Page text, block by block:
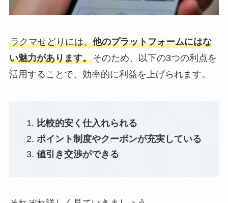
ラクマせどりには、他のプラットフォームにはな
い魅力があります。そのため、以下の3つの利点を
活用することで、効率的に利益を上げられます。
比較的安く仕入れられる
ポイント制度やクーポンが充実している
値引き交渉ができる